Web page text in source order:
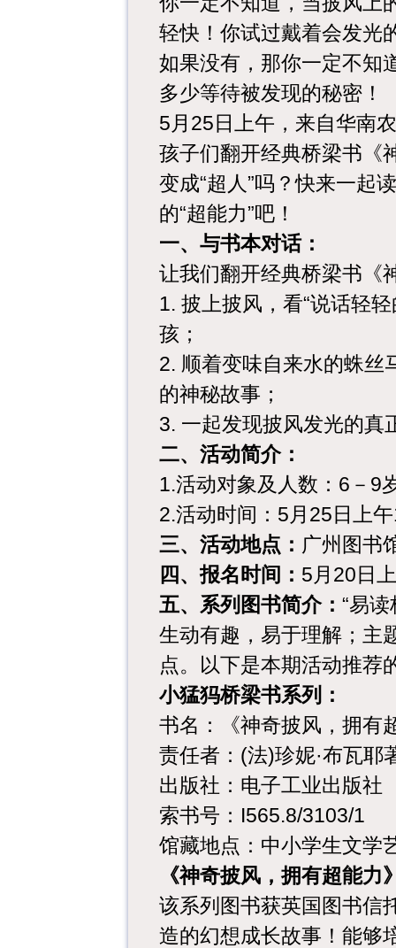
轻快！ 你试过戴着会发光
如果没有，那你一定不知
多少等待被发现的秘密！
5月25日上午，来自华南
孩子们翻开经典桥梁书《
变成“超人”吗？快来一起
的“超能力”吧！
一、与书本对话：
让我们翻开经典桥梁书《
1. 披上披风，看“说话轻
孩；
2. 顺着变味自来水的蛛丝
的神秘故事；
3. 一起发现披风发光的真
二、活动简介：
1.活动对象及人数： 6－9
2.活动时间： 5月25日上
三、活动地点： 广州图书
四、报名时间： 5月20日
五、系列图书简介： “易
生动有趣，易于理解；主
点。
以下是本期活动推荐
小猛犸桥梁书系列：
书名：《神奇披风，拥有
责任者：(法)珍妮·布瓦耶
出版社：电子工业出版社
索书号：I565.8/3103/1
馆藏地点：中小学生文学
《神奇披风，拥有超能
该系列图书获英国图书信
造的幻想成长故事！能够